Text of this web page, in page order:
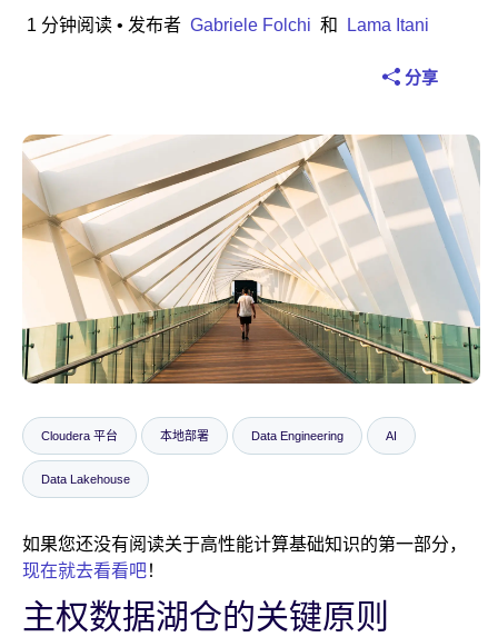
金融服务
保险
电信
技术
公共服务部门
医疗保健
教育
1 分钟阅读 • 发布者 Gabriele Folchi 和 Lama Itani
分享
Cloudera 平台 本地部署 Data Engineering AI
Data Lakehouse
如果您还没有阅读关于高性能计算基础知识的第一部分，
现在就去看看吧！
主权数据湖仓的关键原则